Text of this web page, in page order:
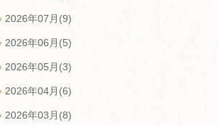
2026年07月(9)
2026年06月(5)
2026年05月(3)
2026年04月(6)
2026年03月(8)